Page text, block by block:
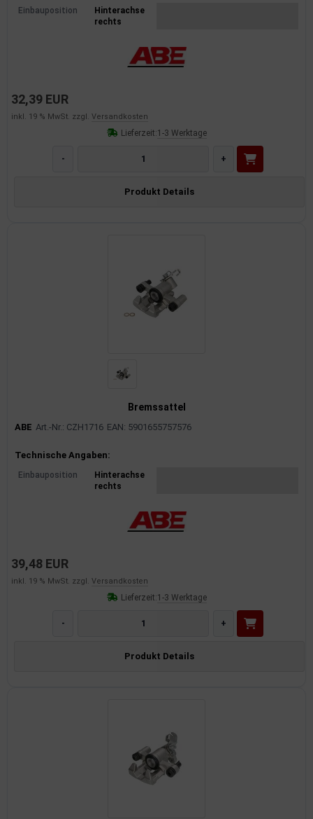
Einbauposition
Hinterachse
rechts
32,39 EUR
inkl. 19 % MwSt. zzgl. Versandkosten
Lieferzeit:1-3 Werktage
- +
Produkt Details
Bremssattel
ABE Art.-Nr.: CZH1716 EAN: 5901655757576
Produktinformationen
Technische Angaben:
Einbauposition
Hinterachse
rechts
39,48 EUR
inkl. 19 % MwSt. zzgl. Versandkosten
Lieferzeit:1-3 Werktage
- +
Produkt Details
Glühanlage